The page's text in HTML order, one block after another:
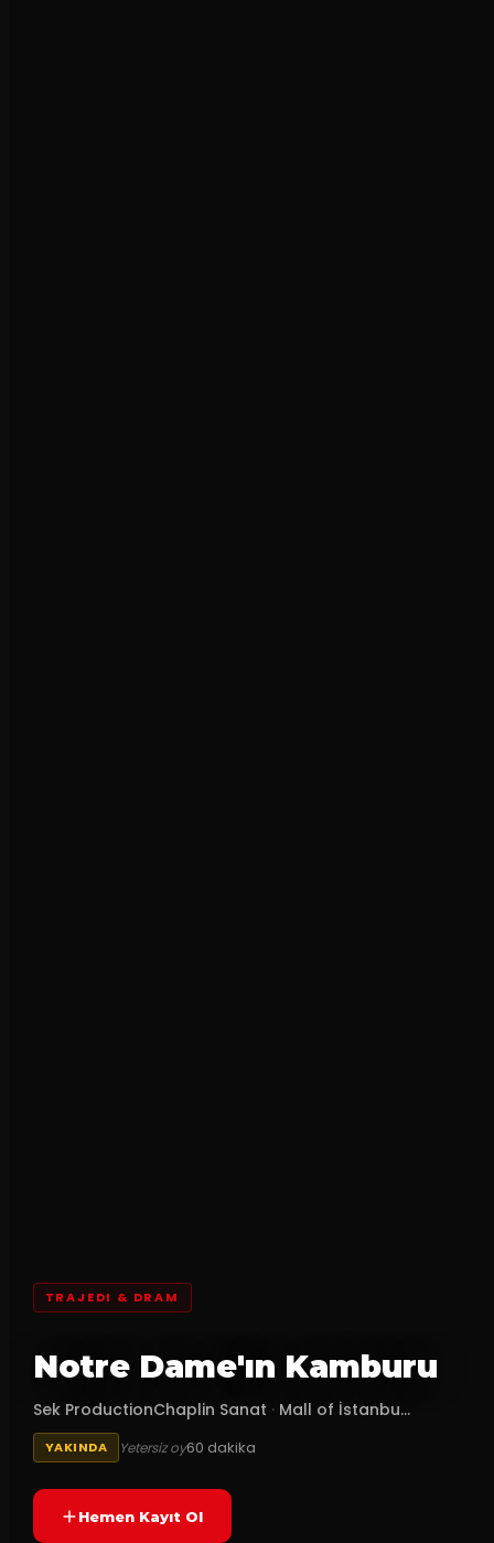
TRAJEDI & DRAM
Notre Dame'ın Kamburu
Sek ProductionChaplin Sanat · Mall of İstanbu...
YAKINDA Yetersiz oy60 dakika
Hemen Kayıt Ol